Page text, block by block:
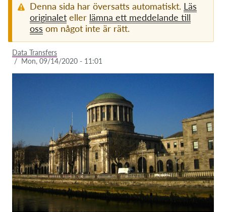
Exercise your rights!
Support us!
Tax deductability
Member Login
About us
Team
Annual Reports
Denna sida har översatts automatiskt. Läs
originalet eller lämna ett meddelande till
oss om något inte är rätt.
Data Transfers
/ Mon, 09/14/2020 - 11:01